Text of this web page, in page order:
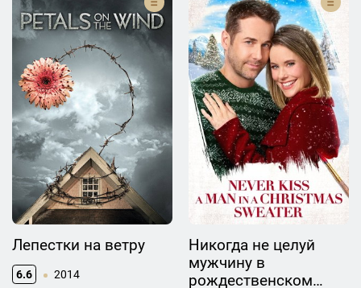
Лепестки на ветру
6.6 2014
Никогда не целуй
мужчину в
рождественском